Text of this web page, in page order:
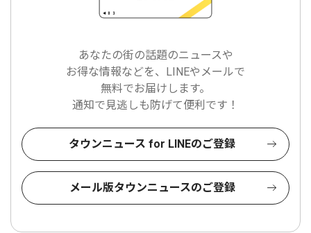
あなたの街の話題のニュースや
お得な情報などを、LINEやメールで
無料でお届けします。
通知で見逃しも防げて便利です！
タウンニュース for LINEのご登録
メール版タウンニュースのご登録